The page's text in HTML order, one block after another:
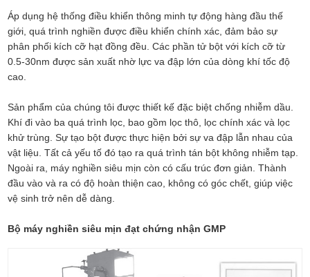
Áp dụng hệ thống điều khiển thông minh tự động hàng đầu thế
giới, quá trình nghiền được điều khiển chính xác, đảm bảo sự
phân phối kích cỡ hạt đồng đều. Các phần tử bột với kích cỡ từ
0.5-30nm được sản xuất nhờ lực va đập lớn của dòng khí tốc độ
cao.
Sản phẩm của chúng tôi được thiết kế đặc biệt chống nhiễm dầu.
Khí đi vào ba quá trình lọc, bao gồm lọc thô, lọc chính xác và lọc
khử trùng. Sự tạo bột được thực hiện bởi sự va đập lẫn nhau của
vật liệu. Tất cả yếu tố đó tạo ra quá trình tán bột không nhiễm tạp.
Ngoài ra, máy nghiền siêu mịn còn có cấu trúc đơn giản. Thành
đầu vào và ra có độ hoàn thiện cao, không có góc chết, giúp việc
vệ sinh trở nên dễ dàng.
Bộ máy nghiền siêu mịn đạt chứng nhận GMP